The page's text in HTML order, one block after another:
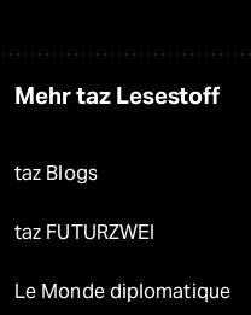
Mehr taz Lesestoff
taz Blogs
taz FUTURZWEI
Le Monde diplomatique